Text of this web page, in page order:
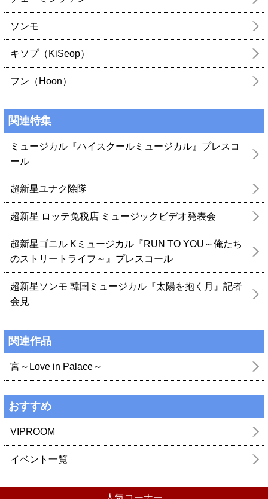
ソンモ
キソプ（KiSeop）
フン（Hoon）
関連特集
ミュージカル『ハイスクールミュージカル』プレスコ
ール
超新星ユナク除隊
超新星 ロッテ免税店 ミュージックビデオ発表会
超新星ゴニル Kミュージカル『RUN TO YOU～俺たち
のストリートライフ～』プレスコール
超新星ソンモ 韓国ミュージカル『太陽を抱く月』記者
会見
関連作品
宮～Love in Palace～
おすすめ
VIPROOM
イベント一覧